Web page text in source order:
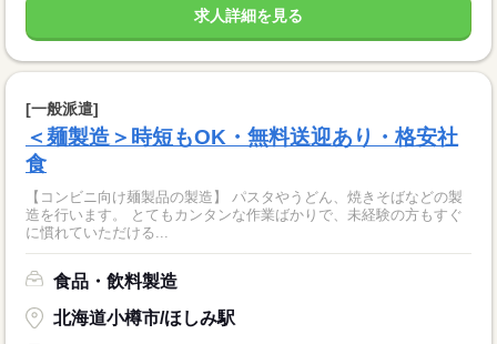
求人詳細を見る
[一般派遣]
＜麺製造＞時短もOK・無料送迎あり・格安社
食
【コンビニ向け麺製品の製造】 パスタやうどん、焼きそばなどの製
造を行います。 とてもカンタンな作業ばかりで、未経験の方もすぐ
に慣れていただける...
食品・飲料製造
北海道小樽市/ほしみ駅